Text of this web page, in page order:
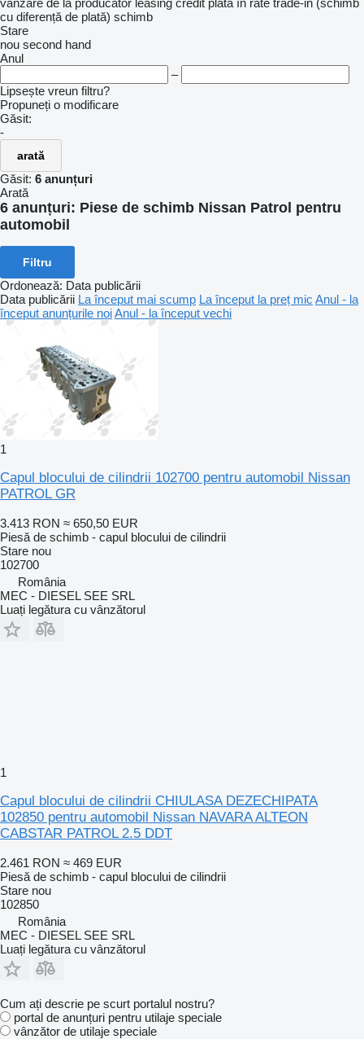
vânzare de la producător leasing credit plată în rate trade-in (schimb
cu diferență de plată) schimb
Stare
nou second hand
Anul
–
Lipsește vreun filtru?
Propuneți o modificare
Găsit:
-
arată
Găsit: 6 anunțuri
Arată
6 anunțuri: Piese de schimb Nissan Patrol pentru
automobil
Filtru
Ordonează: Data publicării
Data publicării La început mai scump La început la preț mic Anul - la
început anunțurile noiAnul - la început vechi
1
Capul blocului de cilindrii 102700 pentru automobil Nissan
PATROL GR
3.413 RON ≈ 650,50 EUR
Piesă de schimb - capul blocului de cilindrii
Stare nou
102700
România
MEC - DIESEL SEE SRL
Luați legătura cu vânzătorul
1
Capul blocului de cilindrii CHIULASA DEZECHIPATA
102850 pentru automobil Nissan NAVARA ALTEON
CABSTAR PATROL 2.5 DDT
2.461 RON ≈ 469 EUR
Piesă de schimb - capul blocului de cilindrii
Stare nou
102850
România
MEC - DIESEL SEE SRL
Luați legătura cu vânzătorul
Cum ați descrie pe scurt portalul nostru?
portal de anunțuri pentru utilaje speciale
vânzător de utilaje speciale